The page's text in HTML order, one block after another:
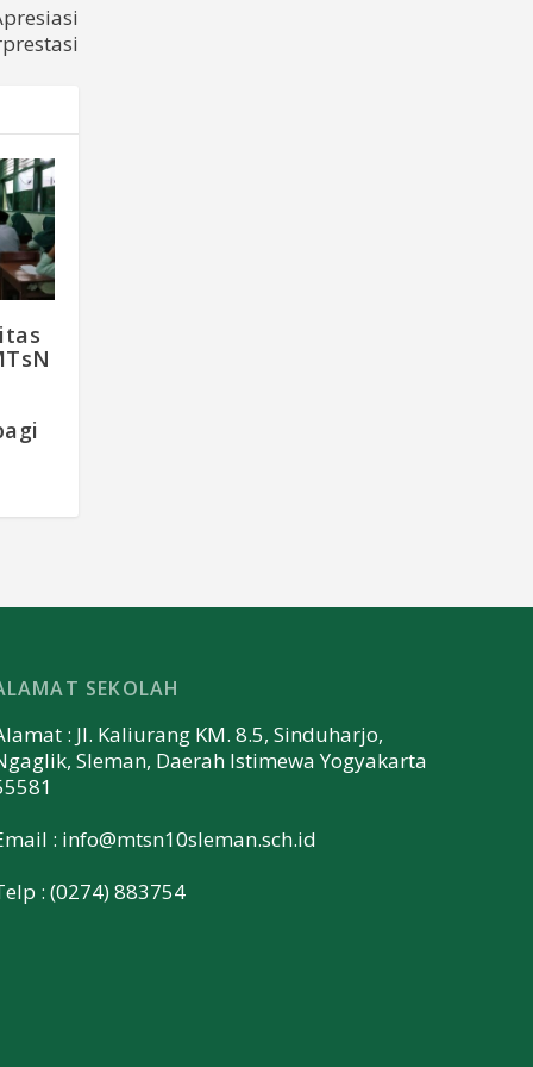
SEKOLAH
: Jl. Kaliurang KM. 8.5, Sinduharjo,
Sleman, Daerah Istimewa Yogyakarta
: info@mtsn10sleman.sch.id
: (0274) 883754